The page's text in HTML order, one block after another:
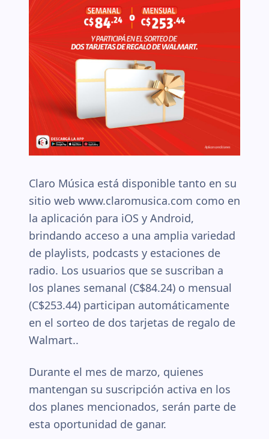
Claro Música está disponible tanto en su
sitio web www.claromusica.com como en
la aplicación para iOS y Android,
brindando acceso a una amplia variedad
de playlists, podcasts y estaciones de
radio. Los usuarios que se suscriban a
los planes semanal (C$84.24) o mensual
(C$253.44) participan automáticamente
en el sorteo de dos tarjetas de regalo de
Walmart..
Durante el mes de marzo, quienes
mantengan su suscripción activa en los
dos planes mencionados, serán parte de
esta oportunidad de ganar.